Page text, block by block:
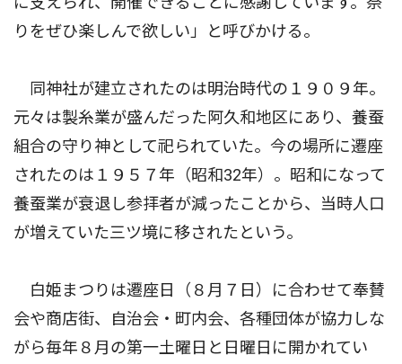
りをぜひ楽しんで欲しい」と呼びかける。
同神社が建立されたのは明治時代の１９０９年。
元々は製糸業が盛んだった阿久和地区にあり、養蚕
組合の守り神として祀られていた。今の場所に遷座
されたのは１９５７年（昭和32年）。昭和になって
養蚕業が衰退し参拝者が減ったことから、当時人口
が増えていた三ツ境に移されたという。
白姫まつりは遷座日（８月７日）に合わせて奉賛
会や商店街、自治会・町内会、各種団体が協力しな
がら毎年８月の第一土曜日と日曜日に開かれてい